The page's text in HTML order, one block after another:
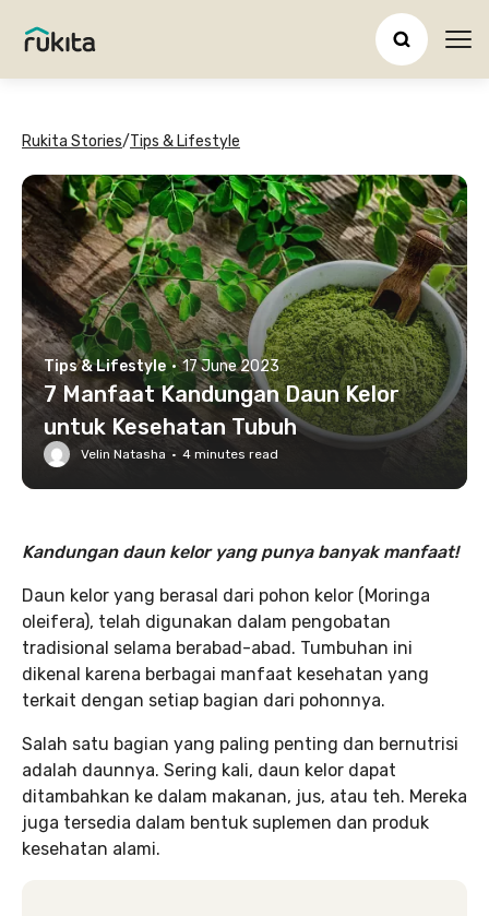
Rukita Stories/Tips & Lifestyle
Tips & Lifestyle · 17 June 2023
7 Manfaat Kandungan Daun Kelor
untuk Kesehatan Tubuh
Velin Natasha · 4 minutes read
Kandungan daun kelor yang punya banyak manfaat!
Daun kelor yang berasal dari pohon kelor (Moringa
oleifera), telah digunakan dalam pengobatan
tradisional selama berabad-abad. Tumbuhan ini
dikenal karena berbagai manfaat kesehatan yang
terkait dengan setiap bagian dari pohonnya.
Salah satu bagian yang paling penting dan bernutrisi
adalah daunnya. Sering kali, daun kelor dapat
ditambahkan ke dalam makanan, jus, atau teh. Mereka
juga tersedia dalam bentuk suplemen dan produk
kesehatan alami.